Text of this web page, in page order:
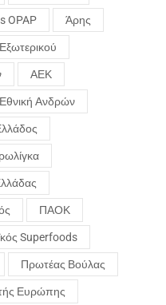
OPAP Άρης
ΑΕΚ
Εθνική Ανδρών
ΠΑΟΚ
Superfoods
Πρωτέας Βούλας
Ευρώπης